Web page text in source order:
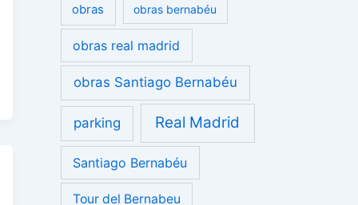
obras obras bernabéu
obras real madrid
obras Santiago Bernabéu
parking Real Madrid
Santiago Bernabéu
Tour del Bernabeu